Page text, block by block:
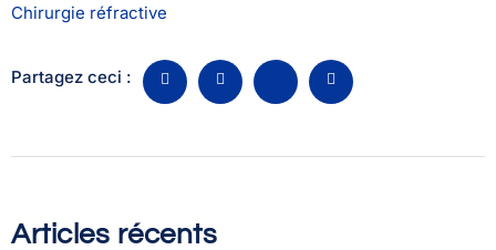
Chirurgie réfractive
Partagez ceci :
Articles récents